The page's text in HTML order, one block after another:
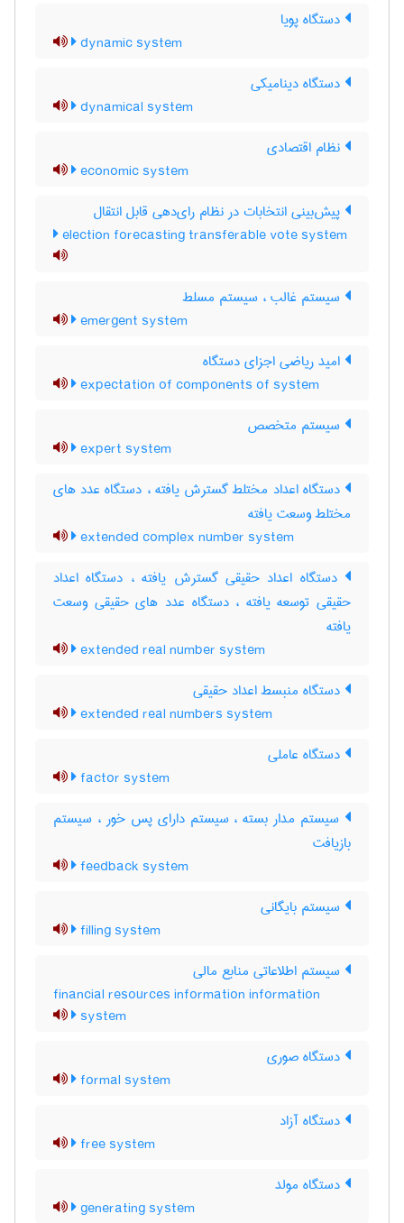
دستگاه پویا
dynamic system
دستگاه دینامیکی
dynamical system
نظام اقتصادی
economic system
پیش‌بینی انتخابات در نظام رای‌دهی قابل انتقال
election forecasting transferable vote system
سیستم غالب ، سیستم مسلط
emergent system
امید ریاضی اجزای دستگاه
expectation of components of system
سیستم متخصص
expert system
دستگاه اعداد مختلط گسترش یافته ، دستگاه عدد های
مختلط وسعت یافته
extended complex number system
دستگاه اعداد حقیقی گسترش یافته ، دستگاه اعداد
حقیقی توسعه یافته ، دستگاه عدد های حقیقی وسعت
یافته
extended real number system
دستگاه منبسط اعداد حقیقی
extended real numbers system
دستگاه عاملی
factor system
سیستم مدار بسته ، سیستم دارای پس خور ، سیستم
بازیافت
feedback system
سیستم بایگانی
filling system
سیستم اطلاعاتی منابع مالی
financial resources information information
system
دستگاه صوری
formal system
دستگاه آزاد
free system
دستگاه مولد
generating system